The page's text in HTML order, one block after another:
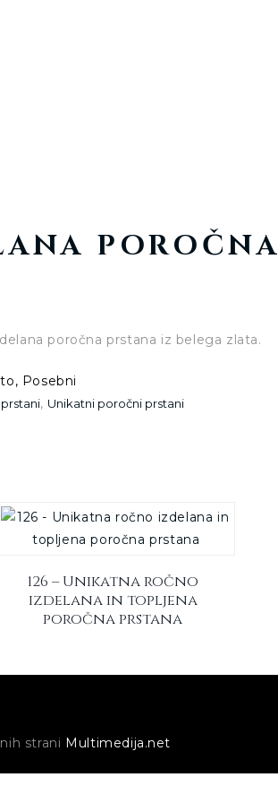
POROČNA
poročna prstana iz belega zlata.
Posebni
, Unikatni poročni prstani
126 – Unikatna ročno
izdelana in topljena
poročna prstana
strani Multimedija.net